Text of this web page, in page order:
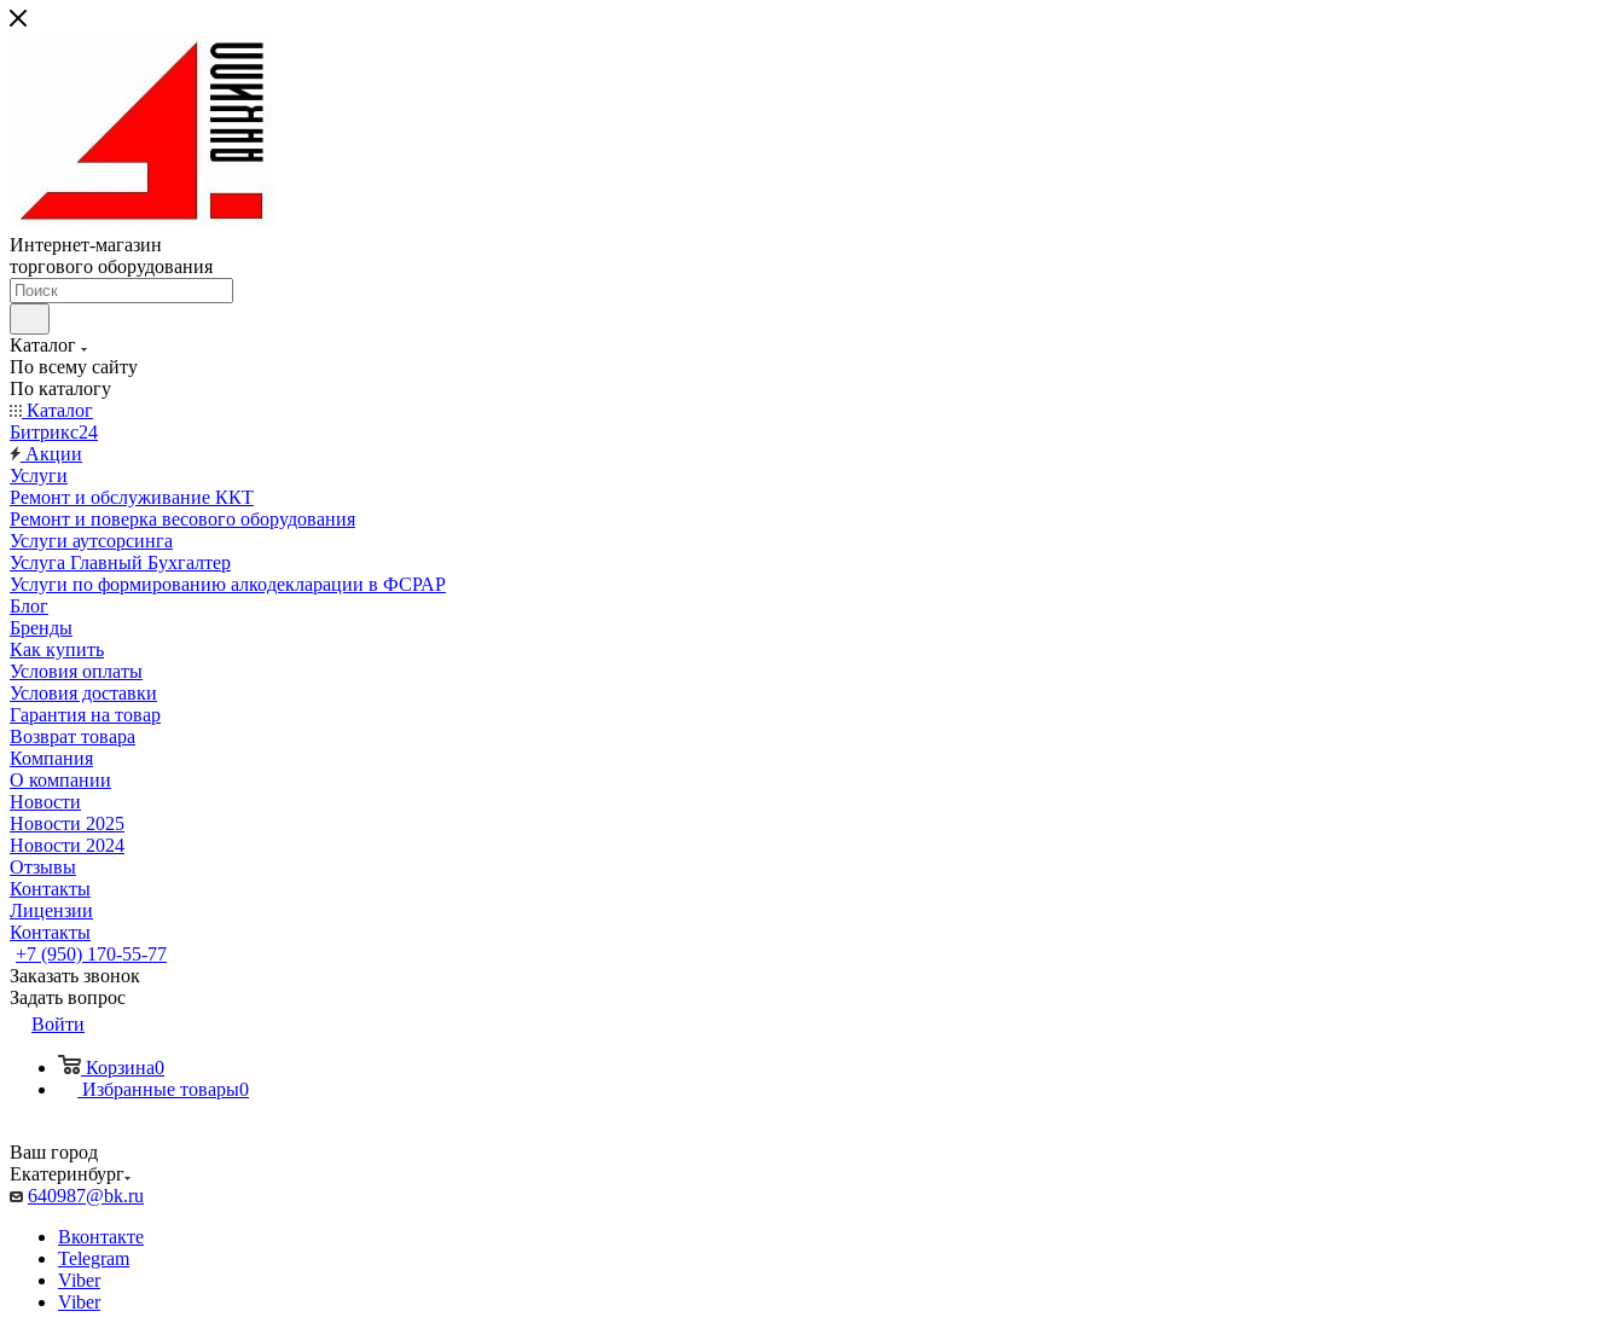
Интернет-магазин
торгового оборудования
Каталог
По всему сайту
По каталогу
Каталог
Битрикс24
Акции
Услуги
Ремонт и обслуживание ККТ
Ремонт и поверка весового оборудования
Услуги аутсорсинга
Услуга Главный Бухгалтер
Услуги по формированию алкодекларации в ФСРАР
Блог
Бренды
Как купить
Условия оплаты
Условия доставки
Гарантия на товар
Возврат товара
Компания
О компании
Новости
Новости 2025
Новости 2024
Отзывы
Контакты
Лицензии
Контакты
+7 (950) 170-55-77
Заказать звонок
Задать вопрос
Войти
Корзина0
Избранные товары0
Ваш город
Екатеринбург
640987@bk.ru
Вконтакте
Telegram
Viber
Viber